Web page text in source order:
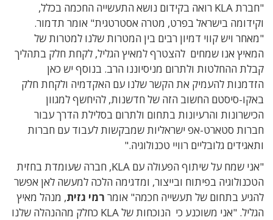
"חברת KLA רואה בקידום נושא התעשייה החכמה בכלל,
וקידומה בישראל בפרט, מטרה אסטרטגית" אומר תדמור.
"מאחר ויש קווי דמיון רבים בין המטרות שלנו למטרות של
המאיץ אנו שמחים להצטרף למאיץ הגליל, לקחת חלק בתהליך
קבלת ההחלטות ולתרום מניסיוננו הרב. בנוסף יש כאן
הזדמנות להעמיק את הקשר שלנו עם האקדמיה ולקחת חלק
באקו-סיסטם החשוב הזה של חדשנות, להיחשף למגוון
הכישרונות והרעיונות בתחום ולתרום בסלילת הדרך עבור
חברות סטארט-אפ ישראליות שמבקשות לעבוד עם חברות
ותאגידים גלובליים רוויי טכנולוגיה."
"אני שמח על שיתוף הפעולה עם KLA, חברה שעומדת בחזית
הטכנולוגיה בפיתוח ובייצור, ומדגימה הלכה למעשה לאן אפשר
להגיע בתחום של תעשייה חכמה" אומר רמי גזית, מנהל מאיץ
הגליל. "אני משוכנע כי הנוכחות של KLA כחלק מההנהלה שלנו